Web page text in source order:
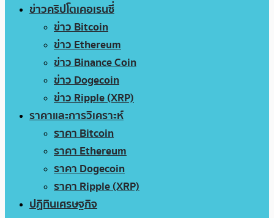
ข่าวคริปโตเคอเรนซี่
ข่าว Bitcoin
ข่าว Ethereum
ข่าว Binance Coin
ข่าว Dogecoin
ข่าว Ripple (XRP)
ราคาและการวิเคราะห์
ราคา Bitcoin
ราคา Ethereum
ราคา Dogecoin
ราคา Ripple (XRP)
ปฏิทินเศรษฐกิจ